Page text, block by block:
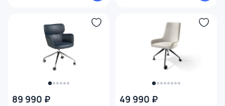
89 990 ₽ 49 990 ₽